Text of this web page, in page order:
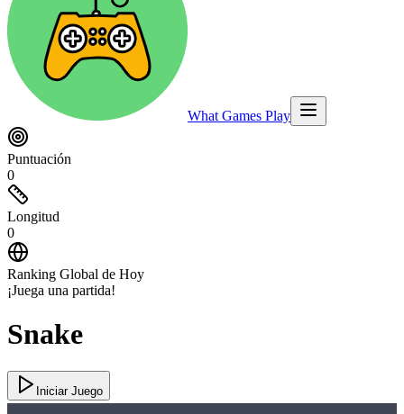
What Games Play
Puntuación
0
Longitud
0
Ranking Global de Hoy
¡Juega una partida!
Snake
Iniciar Juego